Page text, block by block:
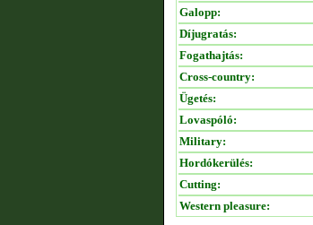
Galopp:
Díjugratás:
Fogathajtás:
Cross-country:
Ügetés:
Lovaspóló:
Military:
Hordókerülés:
Cutting:
Western pleasure: